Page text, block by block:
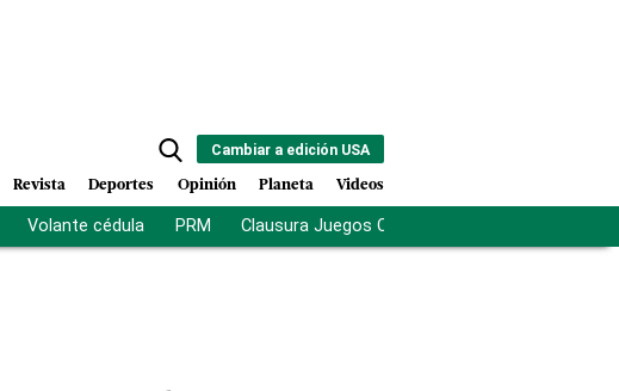
Cambiar a edición USA
Revista Deportes Opinión Planeta Videos
Volante cédula PRM Clausura Juegos Centroamericanos